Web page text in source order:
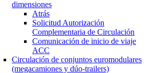
dimensiones
Atrás
Solicitud Autorización
Complementaria de Circulación
Comunicación de inicio de viaje
ACC
Circulación de conjuntos euromodulares
(megacamiones y dúo-trailers)